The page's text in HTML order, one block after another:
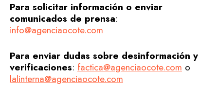
Para solicitar información o enviar
comunicados de prensa:
info@agenciaocote.com
Para enviar dudas sobre desinformación y
verificaciones: factica@agenciaocote.com o
lalinterna@agenciaocote.com